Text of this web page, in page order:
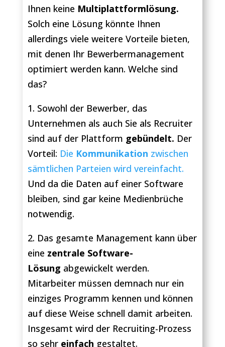
Ihnen keine Multiplattformlösung.
Solch eine Lösung könnte Ihnen
allerdings viele weitere Vorteile bieten,
mit denen Ihr Bewerbermanagement
optimiert werden kann. Welche sind
das?
1. Sowohl der Bewerber, das
Unternehmen als auch Sie als Recruiter
sind auf der Plattform gebündelt. Der
Vorteil: Die Kommunikation zwischen
sämtlichen Parteien wird vereinfacht.
Und da die Daten auf einer Software
bleiben, sind gar keine Medienbrüche
notwendig.
2. Das gesamte Management kann über
eine zentrale Software-
Lösung abgewickelt werden.
Mitarbeiter müssen demnach nur ein
einziges Programm kennen und können
auf diese Weise schnell damit arbeiten.
Insgesamt wird der Recruiting-Prozess
so sehr einfach gestaltet.